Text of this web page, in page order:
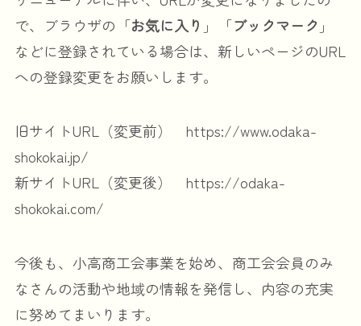
で、ブラウザの「お気に入り 」「ブックマーク 」
などに登録されている場合は、新しいページのURL
への登録変更をお願いします。
旧サイトURL（変更前） https://www.odaka-
shokokai.jp/
新サイトURL（変更後） https://odaka-
shokokai.com/
今後も、小高商工会事業を始め、商工会会員のみ
なさんの活動や地域の情報を発信し、内容の充実
に努めてまいります。